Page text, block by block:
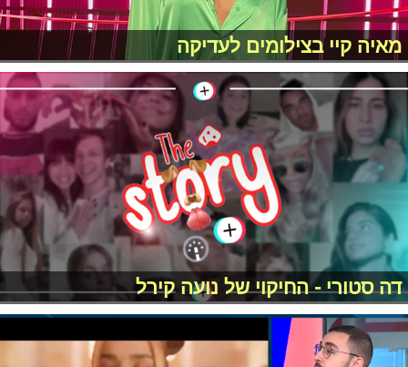
מאיה קיי בצילומים לעדיקה
דה סטורי - החיקוי של נועה קירל